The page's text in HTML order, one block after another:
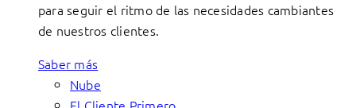
para seguir el ritmo de las necesidades cambiantes
de nuestros clientes.
Saber más
Nube